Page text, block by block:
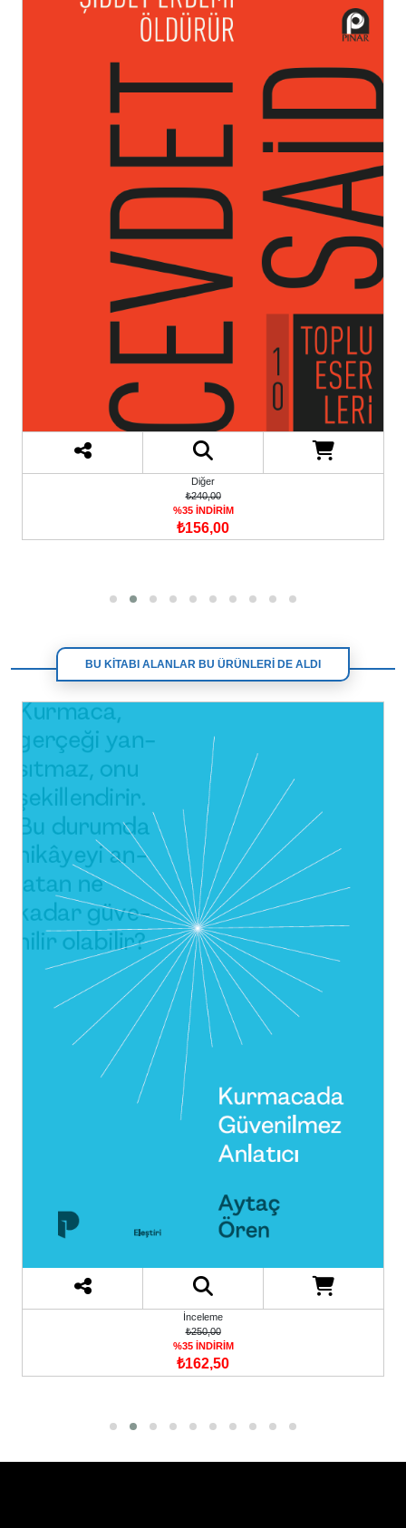
Diğer
₺240,00
%35 İNDİRİM
₺156,00
BU KİTABI ALANLAR BU ÜRÜNLERİ DE ALDI
İnceleme
₺250,00
%35 İNDİRİM
₺162,50